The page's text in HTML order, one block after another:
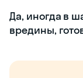
Да, иногда в
вредины,